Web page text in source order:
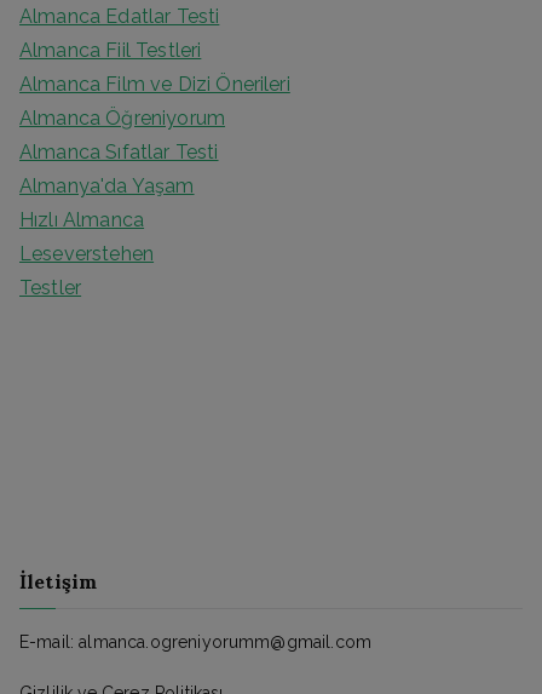
Almanca Edatlar Testi
Almanca Fiil Testleri
Almanca Film ve Dizi Önerileri
Almanca Öğreniyorum
Almanca Sıfatlar Testi
Almanya'da Yaşam
Hızlı Almanca
Leseverstehen
Testler
İletişim
E-mail: almanca.ogreniyorumm@gmail.com